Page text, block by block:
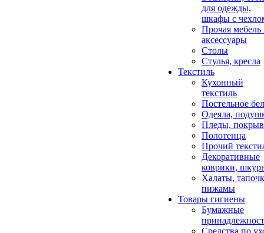
для одежды,
шкафы с
Прочая мебель
аксессуары
Столы
Стулья, кресла
Текстиль
Кухонный
текстиль
Постельное
Одеяла,
Пледы,
Полотенца
Прочий
Декоративные
коврики,
Халаты,
пижамы
Товары гигиены
Бумажные
Средства по